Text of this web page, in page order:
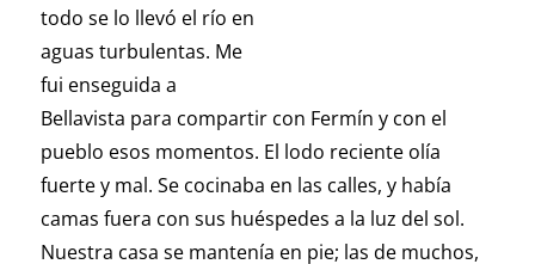
todo se lo llevó el río en
aguas turbulentas. Me
fui enseguida a
Bellavista para compartir con Fermín y con el
pueblo esos momentos. El lodo reciente olía
fuerte y mal. Se cocinaba en las calles, y había
camas fuera con sus huéspedes a la luz del sol.
Nuestra casa se mantenía en pie; las de muchos,